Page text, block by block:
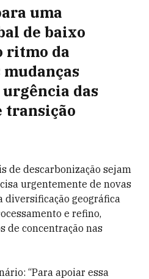
uma
de baixo
ritmo da
das
transição
de descarbonização sejam
urgentemente de novas
diversificação geográfica
e refino,
de concentração nas
“Para apoiar essa